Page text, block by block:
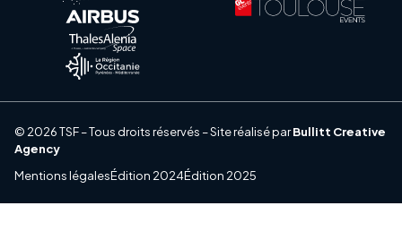
© 2026 TSF – Tous droits réservés – Site réalisé parBullitt Creative
Agency
Mentions légalesÉdition 2024Édition 2025